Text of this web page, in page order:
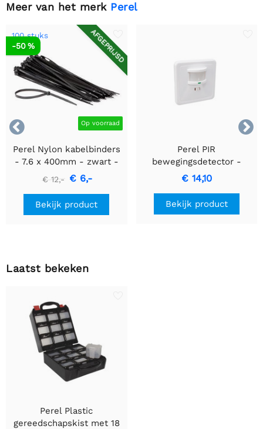
Meer van het merk Perel


AFGEPRIJSD
100 stuks
Op voorraad
-50 %
Perel Nylon kabelbinders
- 7.6 x 400mm - zwart -
100 stuks
€ 12,- € 6,-
Bekijk product
Perel PIR
bewegingsdetector -
Inbouw met
bewegingsdetectie &
inbouwontwerp
€ 14,10
Bekijk product
Laatst bekeken
Perel Plastic
gereedschapskist met 18